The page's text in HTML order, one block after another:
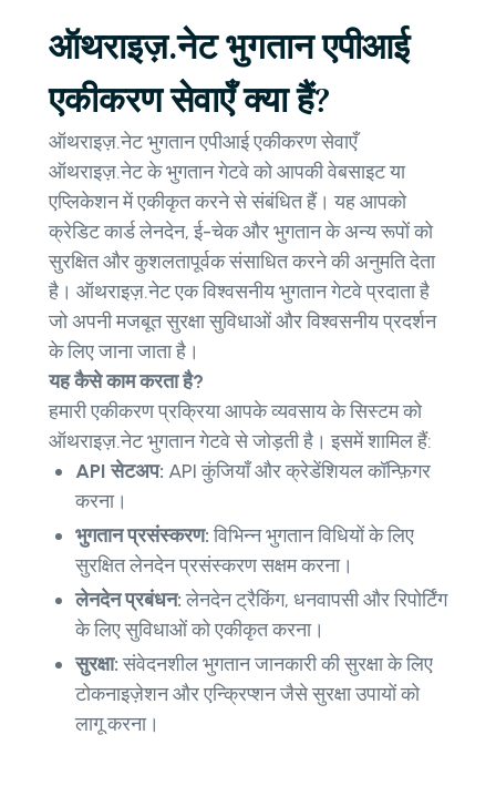
ऑथराइज़.नेट भुगतान एपीआई
एकीकरण सेवाएँ क्या हैं?
ऑथराइज़.नेट भुगतान एपीआई एकीकरण सेवाएँ
ऑथराइज़.नेट के भुगतान गेटवे को आपकी वेबसाइट या
एप्लिकेशन में एकीकृत करने से संबंधित हैं। यह आपको
क्रेडिट कार्ड लेनदेन, ई-चेक और भुगतान के अन्य रूपों को
सुरक्षित और कुशलतापूर्वक संसाधित करने की अनुमति देता
है। ऑथराइज़.नेट एक विश्वसनीय भुगतान गेटवे प्रदाता है
जो अपनी मजबूत सुरक्षा सुविधाओं और विश्वसनीय प्रदर्शन
के लिए जाना जाता है।
यह कैसे काम करता है?
हमारी एकीकरण प्रक्रिया आपके व्यवसाय के सिस्टम को
ऑथराइज़.नेट भुगतान गेटवे से जोड़ती है। इसमें शामिल हैं:
API सेटअप: API कुंजियाँ और क्रेडेंशियल कॉन्फ़िगर
करना।
भुगतान प्रसंस्करण:विभिन्न भुगतान विधियों के लिए
सुरक्षित लेनदेन प्रसंस्करण सक्षम करना।
लेनदेन प्रबंधन:लेनदेन ट्रैकिंग, धनवापसी और रिपोर्टिंग
के लिए सुविधाओं को एकीकृत करना।
सुरक्षा:संवेदनशील भुगतान जानकारी की सुरक्षा के लिए
टोकनाइज़ेशन और एन्क्रिप्शन जैसे सुरक्षा उपायों को
लागू करना।